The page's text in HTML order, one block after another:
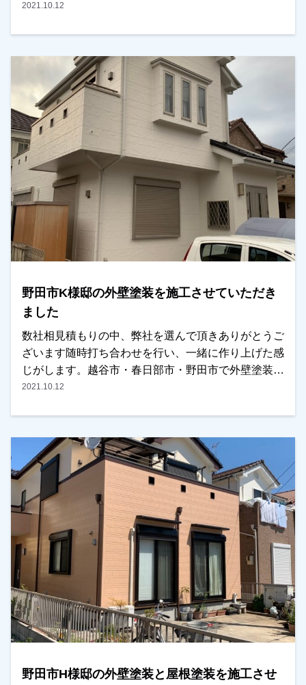
た。ありがとうございました！越谷市・春日部市・野
2021.10.12
野田市K様邸の外壁塗装を施工させていただき
ました
数社相見積もりの中、弊社を選んで頂きありがとうご
ざいます随時打ち合わせを行い、一緒に作り上げた感
じがします。越谷市・春日部市・野田市で外壁塗装を
お考えのお客様、是非ともよろしくお願いいたしま
2021.10.12
野田市H様邸の外壁塗装と屋根塗装を施工させ